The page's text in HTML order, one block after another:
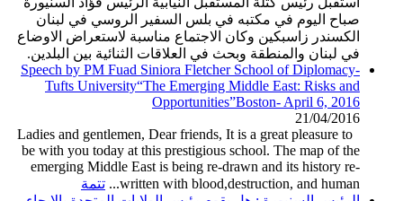
صباح اليوم في مكتبه في بلس السفير الروسي في لبنان
الكسندر زاسبكين وكان الاجتماع مناسبة لاستعراض الاوضاع
في لبنان والمنطقة وبحث في العلاقات الثنائية بين البلدين.
Speech by PM Fuad Siniora Fletcher School of Diplomacy-
Tufts University“The Emerging Middle East: Risks and
Opportunities”Boston- April 6, 2016
21/04/2016
Ladies and gentlemen, Dear friends, It is a great pleasure to
be with you today at this prestigious school. The map of the
emerging Middle East is being re-drawn and its history re-
written with blood,destruction, and human...
تتمة